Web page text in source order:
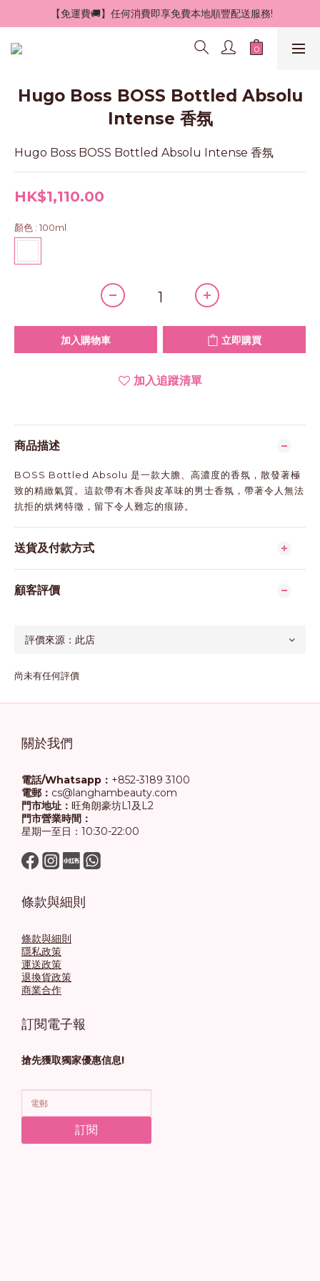
【免運費🚚】任何消費即享免費本地順豐配送服務!
Hugo Boss BOSS Bottled Absolu
Intense 香氛
Hugo Boss BOSS Bottled Absolu Intense 香氛
HK$1,110.00
顏色 : 100ml
加入購物車 立即購買
加入追蹤清單
商品描述
BOSS Bottled Absolu 是一款大膽、高濃度的香氛，散發著極
致的精緻氣質。這款帶有木香與皮革味的男士香氛，帶著令人無法
抗拒的烘烤特徵，留下令人難忘的痕跡。
送貨及付款方式
顧客評價
尚未有任何評價
關於我們
電話/Whatsapp： +852-3189 3100
電郵： cs@langhambeauty.com
門市地址： 旺角朗豪坊L1及L2
門市營業時間：
星期一至日：10:30-22:00
條款與細則
條款與細則
隱私政策
運送政策
退換貨政策
商業合作
訂閱電子報
搶先獲取獨家優惠信息!
訂閱